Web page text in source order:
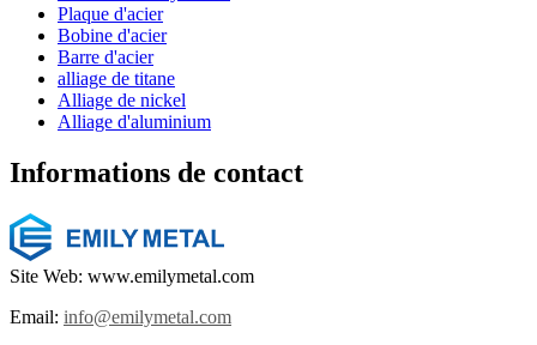
Plaque d'acier
Bobine d'acier
Barre d'acier
alliage de titane
Alliage de nickel
Alliage d'aluminium
Informations de contact
Site Web: www.emilymetal.com
Email: info@emilymetal.com